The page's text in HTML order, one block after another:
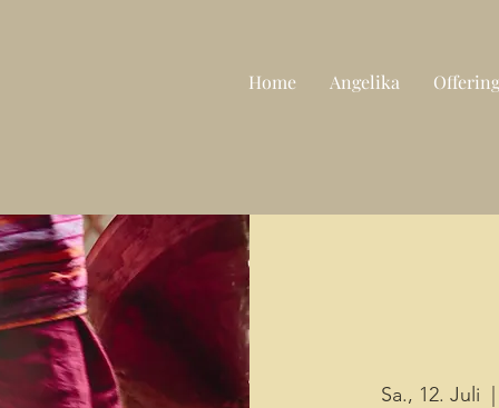
Home Angelika
Sa., 12. Juli